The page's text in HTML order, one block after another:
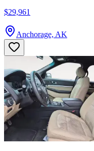
$29,961
Anchorage, AK